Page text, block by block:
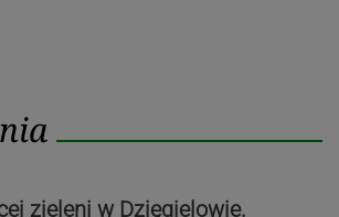
zieleni w Dzięgielowie.